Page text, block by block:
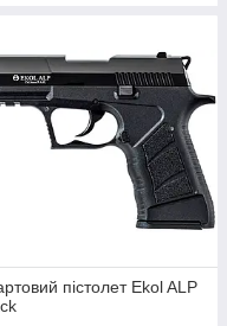
пістолет Ekol ALP